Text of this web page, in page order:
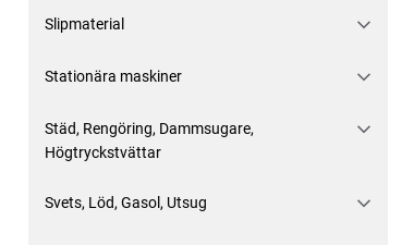
Slipmaterial
Stationära maskiner
Städ, Rengöring, Dammsugare,
Högtryckstvättar
Svets, Löd, Gasol, Utsug